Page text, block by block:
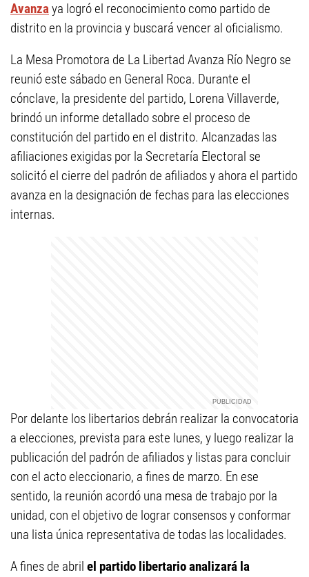
Avanzaya logró el reconocimiento como partido de
distrito en la provincia y buscará vencer al oficialismo.
La Mesa Promotora de La Libertad Avanza Río Negro se
reunió este sábado en General Roca. Durante el
cónclave, la presidente del partido, Lorena Villaverde,
brindó un informe detallado sobre el proceso de
constitución del partido en el distrito. Alcanzadas las
afiliaciones exigidas por la Secretaría Electoral se
solicitó el cierre del padrón de afiliados y ahora el partido
avanza en la designación de fechas para las elecciones
internas.
Por delante los libertarios debrán realizar la convocatoria
a elecciones, prevista para este lunes, y luego realizar la
publicación del padrón de afiliados y listas para concluir
con el acto eleccionario, a fines de marzo. En ese
sentido, la reunión acordó una mesa de trabajo por la
unidad, con el objetivo de lograr consensos y conformar
una lista única representativa de todas las localidades.
A fines de abril el partido libertario analizará la